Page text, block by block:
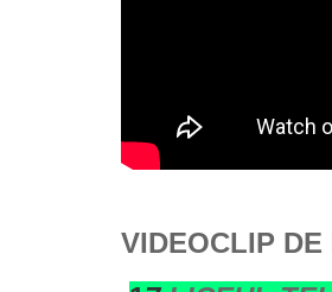
VIDEOCLIP DE